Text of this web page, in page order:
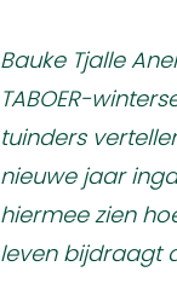
Bauke Tjalle
TABOER-
tuinders
nieuwe jaar
hiermee zien
leven bijdraagt